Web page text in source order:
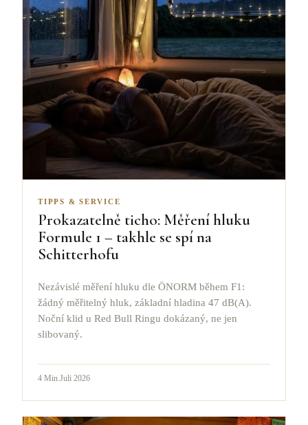
TIPPS & SERVICE
Prokazatelně ticho: Měření hluku
Formule 1 – takhle se spí na
Schitterhofu
Nezávislé měření hluku dle ÖNORM během F1:
žádný měřitelný hluk, základní hladina 47 dB(A).
Noční klid u Red Bull Ringu dokázaný, ne jen
slibovaný.
4 Min. Juli 2026